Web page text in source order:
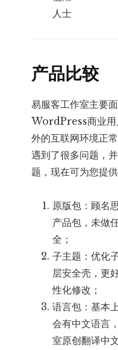
人士
产品比较
易服客工作室主要
WordPress商业用
外的互联网环境正
遇到了很多问题，
题，现在可为您提
原版包：顾名
产品包，未做
全；
子主题：优化
层安全壳，更
性化修改；
语言包：基本
会有中文语言
室原创翻译中